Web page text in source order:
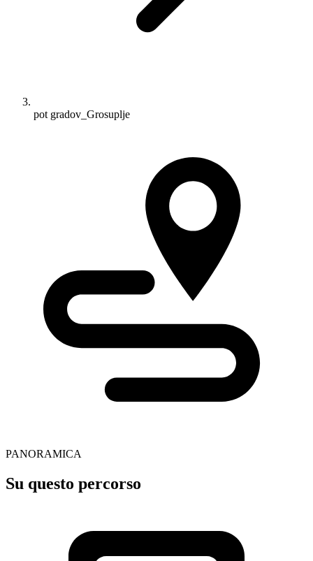
pot gradov_Grosuplje
PANORAMICA
Su questo percorso